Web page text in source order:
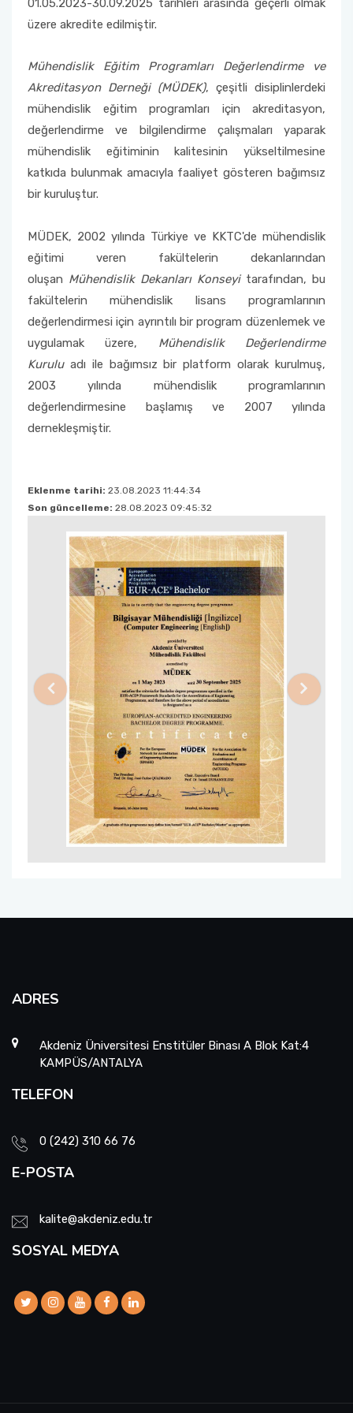
01.05.2023-30.09.2025 tarihleri arasında geçerli olmak
üzere akredite edilmiştir.
Mühendislik Eğitim Programları Değerlendirme ve
Akreditasyon Derneği (MÜDEK), çeşitli disiplinlerdeki
mühendislik eğitim programları için akreditasyon,
değerlendirme ve bilgilendirme çalışmaları yaparak
mühendislik eğitiminin kalitesinin yükseltilmesine
katkıda bulunmak amacıyla faaliyet gösteren bağımsız
bir kuruluştur.
MÜDEK, 2002 yılında Türkiye ve KKTC'de mühendislik
eğitimi veren fakültelerin dekanlarından
oluşan Mühendislik Dekanları Konseyi tarafından, bu
fakültelerin mühendislik lisans programlarının
değerlendirmesi için ayrıntılı bir program düzenlemek ve
uygulamak üzere, Mühendislik Değerlendirme
Kuruluadı ile bağımsız bir platform olarak kurulmuş,
2003 yılında mühendislik programlarının
değerlendirmesine başlamış ve 2007 yılında
dernekleşmiştir.
Eklenme tarihi: 23.08.2023 11:44:34
Son güncelleme: 28.08.2023 09:45:32
Previous Next
ADRES
Akdeniz Üniversitesi Enstitüler Binası A Blok Kat:4
KAMPÜS/ANTALYA
TELEFON
0 (242) 310 66 76
E-POSTA
kalite@akdeniz.edu.tr
SOSYAL MEDYA